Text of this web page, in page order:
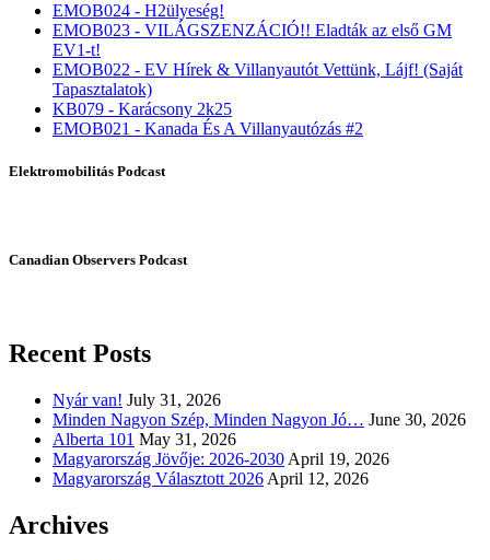
EMOB024 - H2ülyeség!
EMOB023 - VILÁGSZENZÁCIÓ!! Eladták az első GM
EV1-t!
EMOB022 - EV Hírek & Villanyautót Vettünk, Lájf! (Saját
Tapasztalatok)
KB079 - Karácsony 2k25
EMOB021 - Kanada És A Villanyautózás #2
Elektromobilitás Podcast
Canadian Observers Podcast
Recent Posts
Nyár van! July 31, 2026
Minden Nagyon Szép, Minden Nagyon Jó… June 30, 2026
Alberta 101 May 31, 2026
Magyarország Jövője: 2026-2030 April 19, 2026
Magyarország Választott 2026 April 12, 2026
Archives